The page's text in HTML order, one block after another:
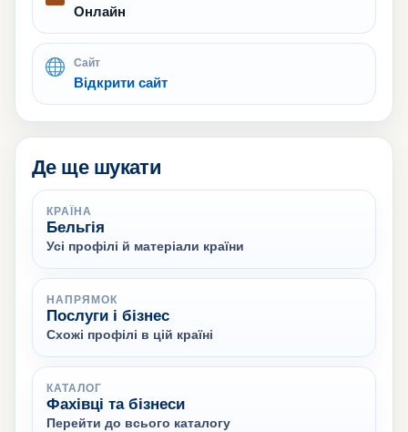
Онлайн
Сайт
Відкрити сайт
Де ще шукати
КРАЇНА
Бельгія
Усі профілі й матеріали країни
НАПРЯМОК
Послуги і бізнес
Схожі профілі в цій країні
КАТАЛОГ
Фахівці та бізнеси
Перейти до всього каталогу